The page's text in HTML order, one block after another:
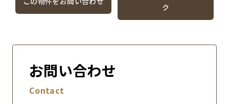
ク
お問い合わせ
Contact